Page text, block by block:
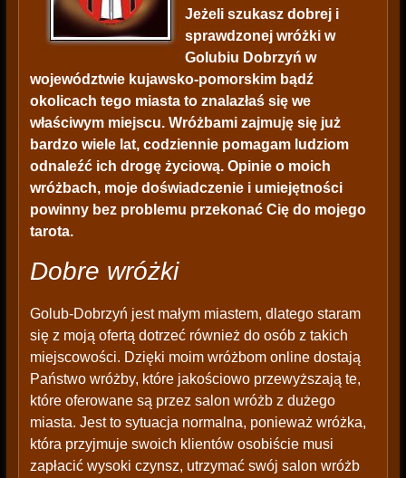
Jeżeli szukasz dobrej i
sprawdzonej wróżki w
Golubiu Dobrzyń w
województwie kujawsko-pomorskim bądź
okolicach tego miasta to znalazłaś się we
właściwym miejscu. Wróżbami zajmuję się już
bardzo wiele lat, codziennie pomagam ludziom
odnaleźć ich drogę życiową. Opinie o moich
wróżbach, moje doświadczenie i umiejętności
powinny bez problemu przekonać Cię do mojego
tarota.
Dobre wróżki
Golub-Dobrzyń jest małym miastem, dlatego staram
się z moją ofertą dotrzeć również do osób z takich
miejscowości. Dzięki moim wróżbom online dostają
Państwo wróżby, które jakościowo przewyższają te,
które oferowane są przez salon wróżb z dużego
miasta. Jest to sytuacja normalna, ponieważ wróżka,
która przyjmuje swoich klientów osobiście musi
zapłacić wysoki czynsz, utrzymać swój salon wróżb